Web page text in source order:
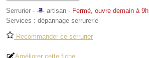
Serrurier - artisan - Fermé, ouvre demain à 9h
Services : dépannage serrurerie
Recommander ce serrurier
Améliorer cette fiche